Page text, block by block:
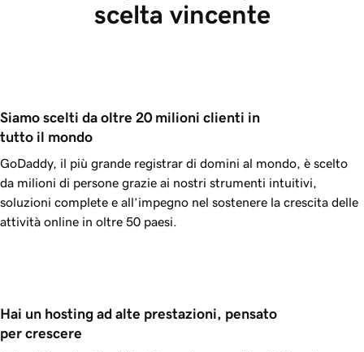
scelta vincente
Siamo scelti da oltre 20 milioni clienti in
tutto il mondo
GoDaddy, il più grande registrar di domini al mondo, è scelto
da milioni di persone grazie ai nostri strumenti intuitivi,
soluzioni complete e all’impegno nel sostenere la crescita delle
attività online in oltre 50 paesi.
Hai un hosting ad alte prestazioni, pensato
per crescere